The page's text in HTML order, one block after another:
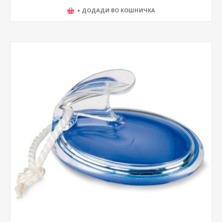
+ ДОДАДИ ВО КОШНИЧКА